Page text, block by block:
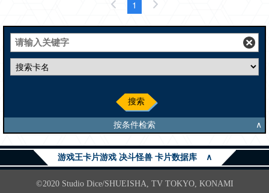
1
搜索
按条件检索 ∧
游戏王卡片游戏 决斗怪兽 卡片数据库 ∧
©2020 Studio Dice/SHUEISHA, TV TOKYO, KONAMI